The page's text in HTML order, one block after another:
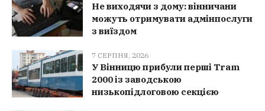
Не виходячи з дому: вінничани
можуть отримувати адмінпослуги
з виїздом
7 СЕРПНЯ, 2026
У Вінницю прибули перші Tram
2000 із заводською
низькопідлоговою секцією